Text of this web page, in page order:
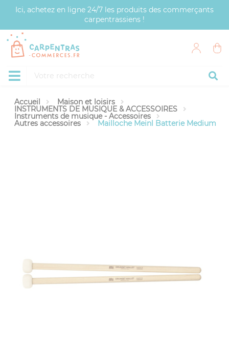
Ici, achetez en ligne 24/7 les produits des commerçants
carpentrassiens !
Accueil Maison et loisirs
INSTRUMENTS DE MUSIQUE & ACCESSOIRES
Instruments de musique - Accessoires
Autres accessoires Mailloche Meinl Batterie Medium
Panneau de gestion des cookies